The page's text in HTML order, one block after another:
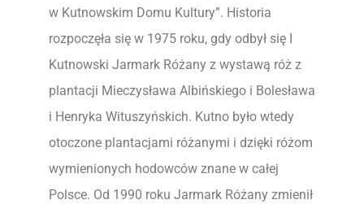
w Kutnowskim Domu Kultury”. Historia
rozpoczęła się w 1975 roku, gdy odbył się I
Kutnowski Jarmark Różany z wystawą róż z
plantacji Mieczysława Albińskiego i Bolesława
i Henryka Wituszyńskich. Kutno było wtedy
otoczone plantacjami różanymi i dzięki różom
wymienionych hodowców znane w całej
Polsce. Od 1990 roku Jarmark Różany zmienił